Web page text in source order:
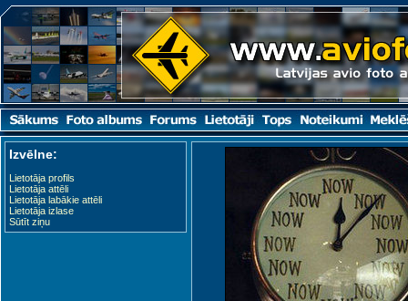
Izvēlne:
Lietotāja profils
Lietotāja attēli
Lietotāja labākie attēli
Lietotāja izlase
Sūtīt ziņu